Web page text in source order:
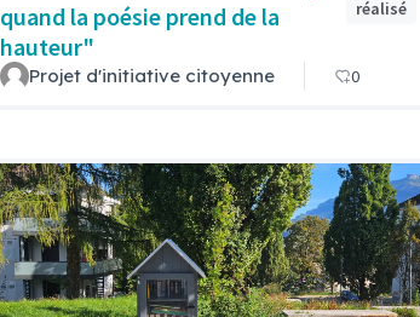
quand la poésie prend de la
hauteur"
réalisé
Projet d'initiative citoyenne 0